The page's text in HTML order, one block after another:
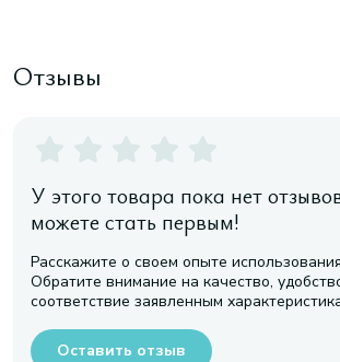
Отзывы
У этого товара пока нет
можете стать первым!
Расскажите о своем опыте
Обратите внимание на качество,
соответствие заявленным
Оставить отзыв